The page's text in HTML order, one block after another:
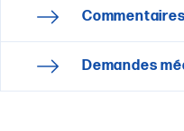
Demandes